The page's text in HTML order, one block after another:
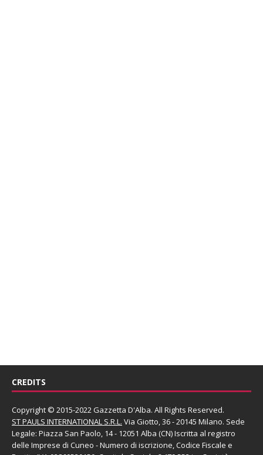
CREDITS
Copyright © 2015-2022 Gazzetta D'Alba. All Rights Reserved.
ST PAULS INTERNATIONAL S.R.L. Via Giotto, 36 - 20145 Milano. Sede
Legale: Piazza San Paolo, 14 - 12051 Alba (CN) Iscritta al registro
delle Imprese di Cuneo - Numero di iscrizione, Codice Fiscale e